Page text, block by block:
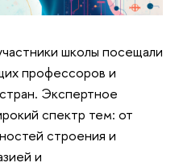
школы посещали
профессоров и
Экспертное
спектр тем: от
строения и
и